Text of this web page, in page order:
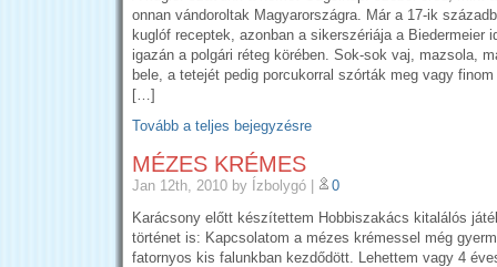
onnan vándoroltak Magyarországra. Már a 17-ik
kuglóf receptek, azonban a sikerszériája a Biedermeier
igazán a polgári réteg körében. Sok-sok vaj, mazsola,
bele, a tetejét pedig porcukorral szórták meg vagy
[…]
Tovább a teljes bejegyzésre
MÉZES KRÉMES
Jan 12th, 2010 by Ízbolygó |
0
Karácsony előtt készítettem Hobbiszakács kitalálós
történet is: Kapcsolatom a mézes krémessel még
fatornyos kis falunkban kezdődött. Lehettem vagy 4